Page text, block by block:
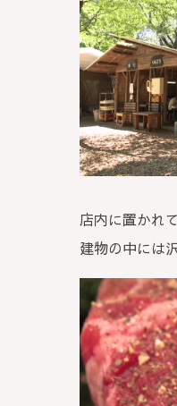
店内に置かれ
建物の中には